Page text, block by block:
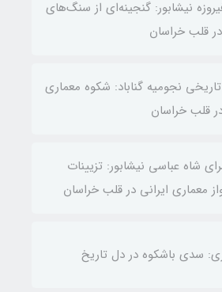
نیشابور: گنجینه‌ای از سنگ‌های
قلب خراسان
نجومیه گناباد: شکوه معماری
قلب خراسان
شاه عباسی نیشابور: تزیینات
معماری ایرانی در قلب خراسان
سدی باشکوه در دل تاریخ